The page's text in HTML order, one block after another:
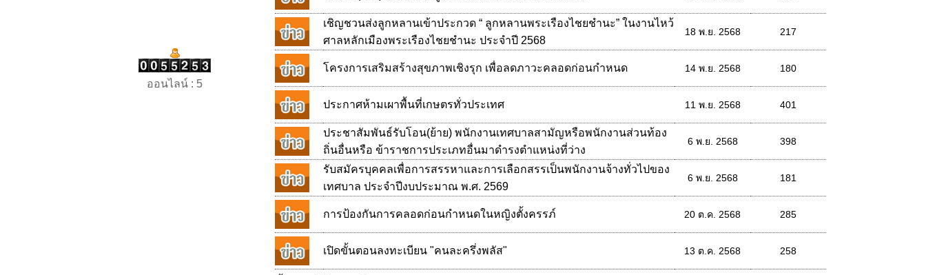
ออนไลน์ : 5
เชิญชวนส่งลูกหลานเข้าประกวด “ ลูกหลานพระเรืองไชยชำนะ” ในงานไหว้
ศาลหลักเมืองพระเรืองไชยชำนะ ประจำปี 2568
18 พ.ย. 2568 217
โครงการเสริมสร้างสุขภาพเชิงรุก เพื่อลดภาวะคลอดก่อนกำหนด 14 พ.ย. 2568 180
ประกาศห้ามเผาพื้นที่เกษตรทั่วประเทศ 11 พ.ย. 2568 401
ประชาสัมพันธ์รับโอน(ย้าย) พนักงานเทศบาลสามัญหรือพนักงานส่วนท้อง
ถิ่นอื่นหรือ ข้าราชการประเภทอื่นมาดำรงตำแหน่งที่ว่าง
6 พ.ย. 2568 398
รับสมัครบุคคลเพื่อการสรรหาและการเลือกสรรเป็นพนักงานจ้างทั่วไปของ
เทศบาล ประจำปีงบประมาณ พ.ศ. 2569
6 พ.ย. 2568 181
การป้องกันการคลอดก่อนกำหนดในหญิงตั้งครรภ์ 20 ต.ค. 2568 285
เปิดขั้นตอนลงทะเบียน "คนละครึ่งพลัส" 13 ต.ค. 2568 258